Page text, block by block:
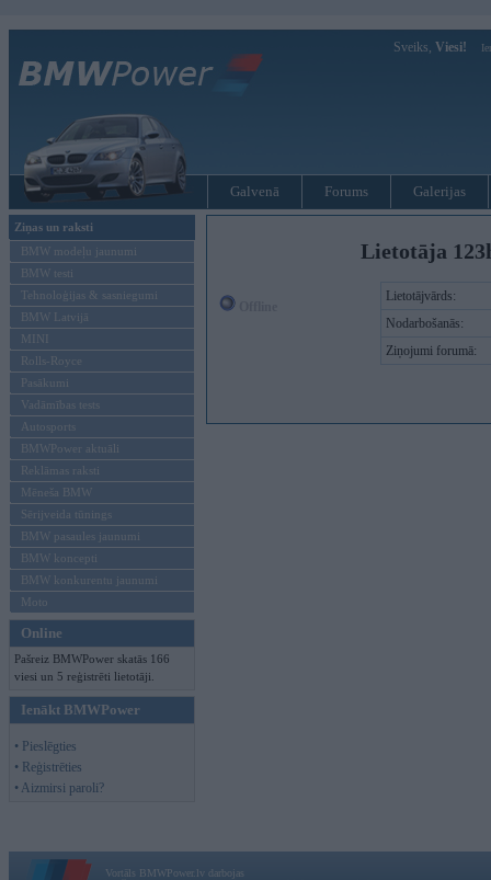
Sveiks, Viesi!
Galvenā Forums Galerijas
Ziņas un raksti
BMW modeļu jaunumi
BMW testi
Tehnoloģijas & sasniegumi
BMW Latvijā
MINI
Rolls-Royce
Pasākumi
Vadāmības tests
Autosports
BMWPower aktuāli
Reklāmas raksti
Mēneša BMW
Sērijveida tūnings
BMW pasaules jaunumi
BMW koncepti
BMW konkurentu jaunumi
Moto
Online
Pašreiz BMWPower skatās 166
viesi un 5 reģistrēti lietotāji.
Ienākt BMWPower
• Pieslēgties
• Reģistrēties
• Aizmirsi paroli?
Lietotāja
Lietotājvārds:
Nodarbošanās:
Ziņojumi forumā:
Vortāls BMWPower.lv darbojas